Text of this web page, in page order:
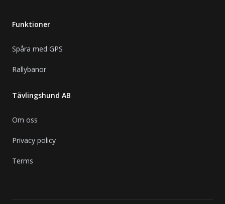
Funktioner
Spåra med GPS
Rallybanor
Tävlingshund AB
Om oss
Privacy policy
Terms